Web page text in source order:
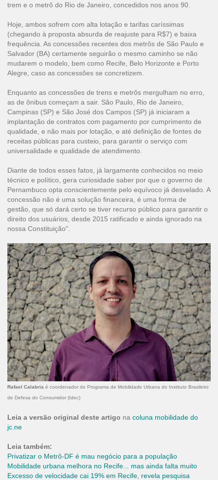
trem e o metrô do Rio de Janeiro, concedidos nos anos 90.
Hoje, ambos sofrem com alta lotação e tarifas caríssimas
(chegando à proposta absurda de reajuste para R$7) e baixa
frequência. As concessões recentes dos metrôs de São Paulo e
Salvador (BA) certamente seguirão o mesmo caminho se não
mudarem o modelo, bem como Recife, Belo Horizonte e Porto
Alegre, caso as concessões se concretizem.
Enquanto as concessões de trens e metrôs mergulham no erro,
as de ônibus começam a sair. São Paulo, Rio de Janeiro,
Campinas (SP) e São José dos Campos (SP) já iniciaram a
implantação de contratos com pagamento por cumprimento de
qualidade, e não mais por lotação, e até definição de fontes de
receitas públicas para custeio, para garantir o serviço com
universalidade e qualidade de atendimento.
Diante de todos esses fatos, já largamente conhecidos no meio
técnico e político, gera curiosidade saber por que o governo de
Pernambuco opta conscientemente pelo equívoco já desvelado. A
concessão não é uma solução financeira, é uma forma de
gestão, que só dará certo se tiver recurso público para garantir o
direito dos usuários, desde 2015 ratificado e ainda ignorado na
nossa Constituição".
Rafael Calabria é coordenador do Programa de Mobilidade Urbana do Instituto Brasileiro
de Defesa do Consumidor (Idec)
Leia a versão original deste artigo na coluna mobilidade do
jc.ne
Leia também:
Privatizar o Metrô-DF é mau negócio para a população
Mobilidade urbana melhora no Recife... mas ainda falta muito
Excesso de velocidade cai 19% em Recife, revela pesquisa